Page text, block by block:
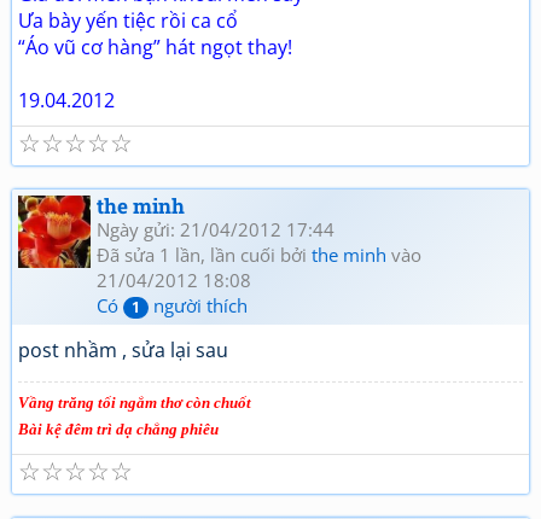
Ưa bày yến tiệc rồi ca cổ
“Áo vũ cơ hàng” hát ngọt thay!
19.04.2012
☆
☆
☆
☆
☆
the minh
Ngày gửi: 21/04/2012 17:44
Đã sửa 1 lần, lần cuối bởi the minh vào
21/04/2012 18:08
Có
1 người thích
post nhầm , sửa lại sau
Vầng trăng tối ngắm thơ còn chuốt
Bài kệ đêm trì dạ chẳng phiêu
☆
☆
☆
☆
☆